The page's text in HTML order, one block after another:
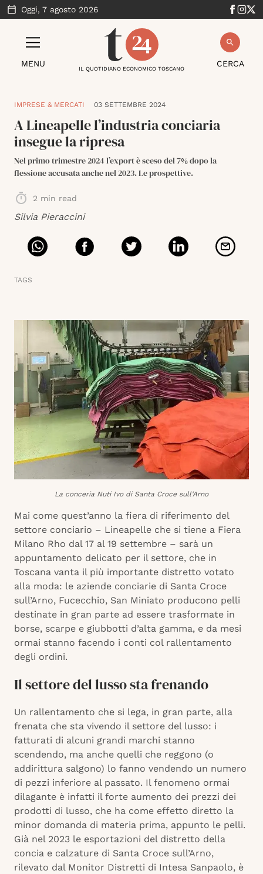
Oggi, 7 agosto 2026
MENU CERCA
IL QUOTIDIANO ECONOMICO TOSCANO
IMPRESE & MERCATI 03 SETTEMBRE 2024
A Lineapelle l’industria conciaria
insegue la ripresa
Nel primo trimestre 2024 l’export è sceso del 7% dopo la
flessione accusata anche nel 2023. Le prospettive.
2 min read
Silvia Pieraccini
TAGS
La conceria Nuti Ivo di Santa Croce sull'Arno
Mai come quest’anno la fiera di riferimento del
settore conciario – Lineapelle che si tiene a Fiera
Milano Rho dal 17 al 19 settembre – sarà un
appuntamento delicato per il settore, che in
Toscana vanta il più importante distretto votato
alla moda: le aziende conciarie di Santa Croce
sull’Arno, Fucecchio, San Miniato producono pelli
destinate in gran parte ad essere trasformate in
borse, scarpe e giubbotti d’alta gamma, e da mesi
ormai stanno facendo i conti col rallentamento
degli ordini.
Il settore del lusso sta frenando
Un rallentamento che si lega, in gran parte, alla
frenata che sta vivendo il settore del lusso: i
fatturati di alcuni grandi marchi stanno
scendendo, ma anche quelli che reggono (o
addirittura salgono) lo fanno vendendo un numero
di pezzi inferiore al passato. Il fenomeno ormai
dilagante è infatti il forte aumento dei prezzi dei
prodotti di lusso, che ha come effetto diretto la
minor domanda di materia prima, appunto le pelli.
Già nel 2023 le esportazioni del distretto della
concia e calzature di Santa Croce sull’Arno,
rilevato dal Monitor Distretti di Intesa Sanpaolo, è